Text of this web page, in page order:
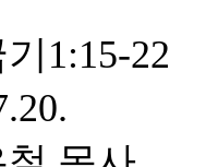
1:15-22